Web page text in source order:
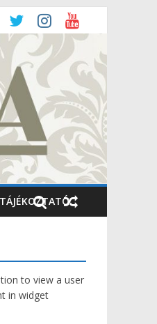
to view a user
in widget